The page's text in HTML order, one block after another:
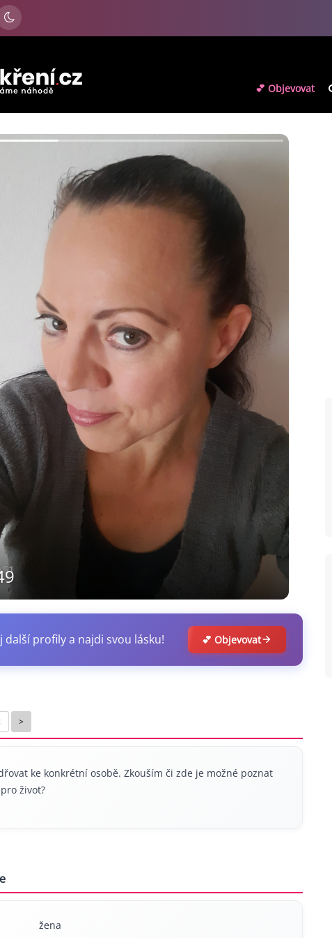
💕 Objevovat
další profily a najdi svou lásku! 💕 Objevovat
>
ke konkrétní osobě. Zkouším či zde je možné poznat
život?
žena